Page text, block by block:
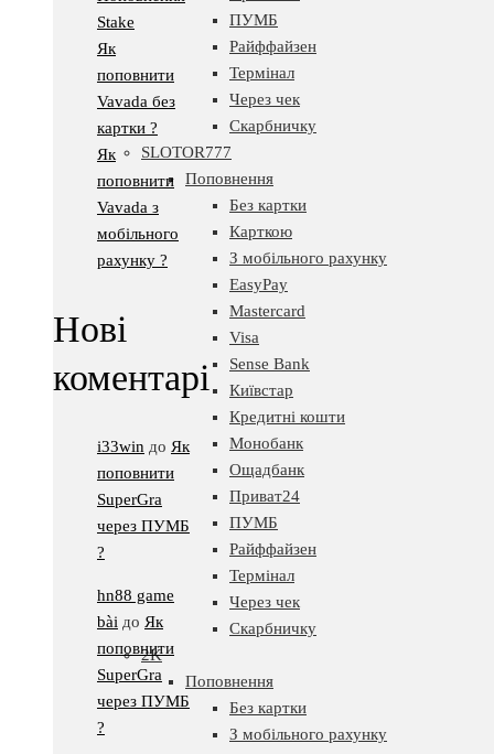
ПУМБ
Райффайзен
Термінал
Через чек
Скарбничку
SLOTOR777
Поповнення
Без картки
Карткою
З мобільного рахунку
EasyPay
Mastercard
Visa
Sense Bank
Київстар
Кредитні кошти
Монобанк
Ощадбанк
Приват24
ПУМБ
Райффайзен
Термінал
Через чек
Скарбничку
2K
Поповнення
Без картки
З мобільного рахунку
Stake
Як
поповнити
Vavada без
картки ?
Як
поповнити
Vavada з
мобільного
рахунку ?
Нові
коментарі
i33win до Як
поповнити
SuperGra
через ПУМБ
?
hn88 game
bài до Як
поповнити
SuperGra
через ПУМБ
?